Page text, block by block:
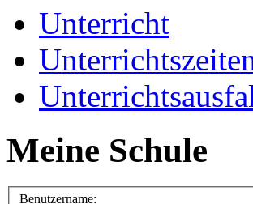
Unterricht
Meine Schule
Benutzername: